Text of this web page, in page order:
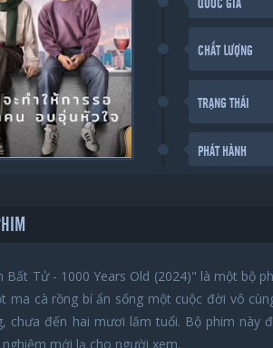
QUỐC GIA
CHẤT LƯỢNG
TRẠNG THÁI
PHÁT HÀNH
Bất Tử - 1000 Years Old (2024)" là một bộ
ma cà rồng bí ẩn sống một cuộc đời vô
chưa đến hai mươi lăm tuổi. Bộ phim này
mới lạ cho người xem.